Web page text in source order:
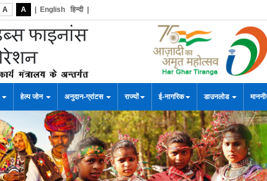
A A English हिन्दी|
हेल्प जोन अनुदान-ग्रांटस राज्यों ई-नागरिक डाउनलोड